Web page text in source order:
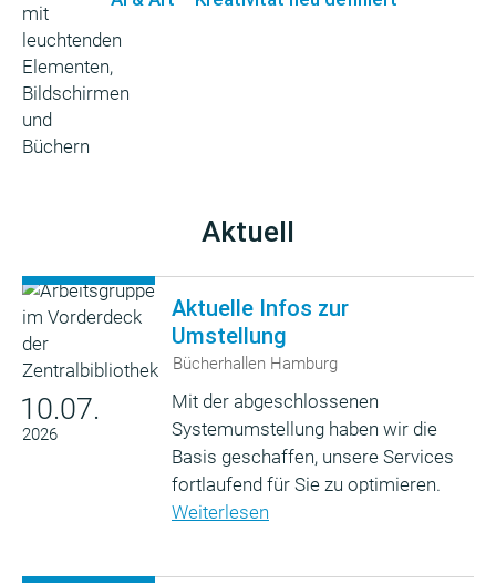
Aktuell
10.07.
2026
Aktuelle Infos zur
Umstellung
Bücherhallen Hamburg
Mit der abgeschlossenen
Systemumstellung haben wir die
Basis geschaffen, unsere Services
fortlaufend für Sie zu optimieren.
Weiterlesen